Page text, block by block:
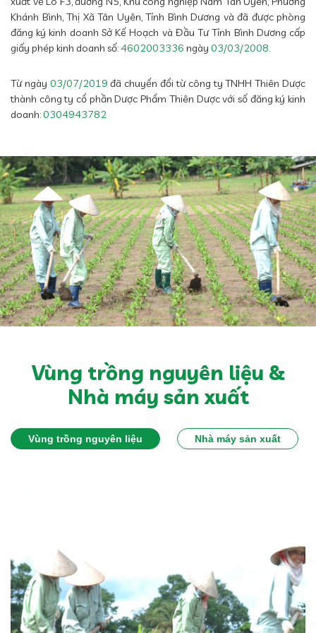
Khánh Bình, Thị Xã Tân Uyên, Tỉnh Bình Dương và đã được phòng
đăng ký kinh doanh Sở Kế Hoạch và Đầu Tư Tỉnh Bình Dương cấp
giấy phép kinh doanh số:4602003336 ngày 03/03/2008.
Từ ngày 03/07/2019đã chuyển đổi từ công ty TNHH Thiên Dược
thành công ty cổ phần Dược Phẩm Thiên Dược với số đăng ký kinh
doanh:0304943782
Vùng trồng nguyên liệu &
Nhà máy sản xuất
Vùng trồng nguyên liệu Nhà máy sản xuất